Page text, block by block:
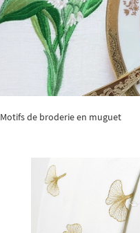
Motifs de broderie en muguet